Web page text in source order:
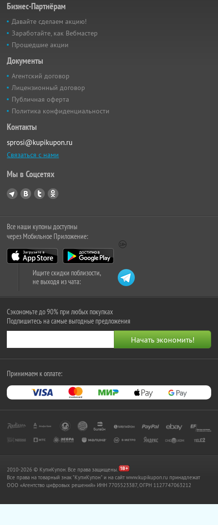
Бизнес-Партнёрам
Давайте сделаем акцию!
Заработайте, как Вебмастер
Прошедшие акции
Документы
Агентский договор
Лицензионный договор
Публичная оферта
Политика конфиденциальности
Контакты
sprosi@kupikupon.ru
Связаться с нами
Мы в Соцсетях
Все наши купоны доступны
через Мобильное Приложение:
Ищите скидки поблизости,
не выходя из чата:
Сэкономьте до 90% при любых покупках
Подпишитесь на самые выгодные предложения
Принимаем к оплате:
2010-2026 © КупиКупон. Все права защищены.
Все права на товарный знак "КупиКупон" и на сайт www.kupikupon.ru принадлежат
OOO «Агентство цифровых решений» ИНН 7705523387, ОГРН 1127747063212